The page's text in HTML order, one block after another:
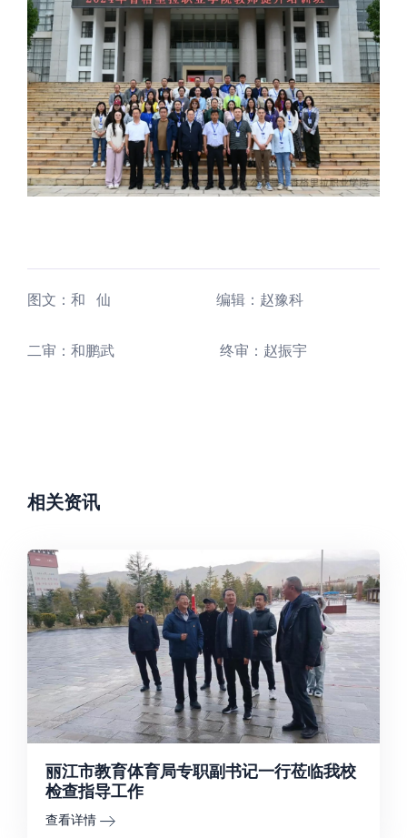
图文：和 仙 编辑：赵豫科
二审：和鹏武 终审：赵振宇
相关资讯
丽江市教育体育局专职副书记一行莅临我校
检查指导工作
查看详情